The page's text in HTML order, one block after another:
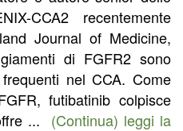
CCA2 recentemente
Journal of Medicine,
di FGFR2 sono
nel CCA. Come
futibatinib colpisce
... (Continua) leggi la